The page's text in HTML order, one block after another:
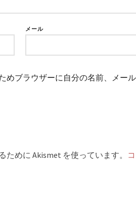
メール
めブラウザーに自分の名前、メー
めに Akismet を使っています。